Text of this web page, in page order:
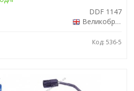
DDF 1147
Великобританія
Код: 536-5